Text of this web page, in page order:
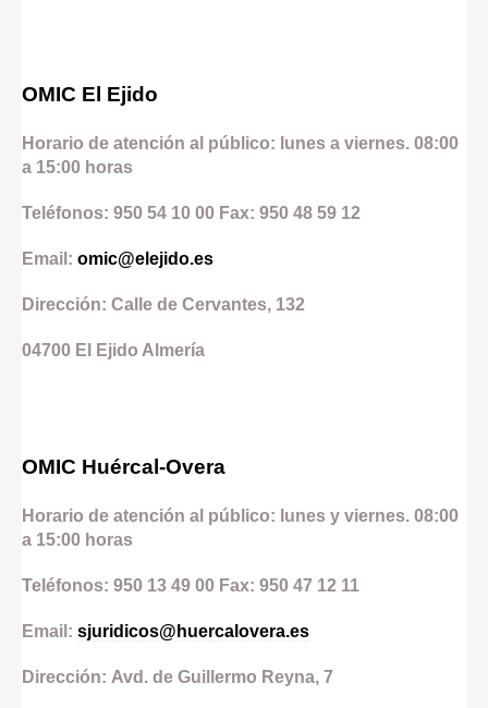
OMIC El Ejido
Horario de atención al público: lunes a viernes. 08:00
a 15:00 horas
Teléfonos: 950 54 10 00 Fax: 950 48 59 12
Email: omic@elejido.es
Dirección: Calle de Cervantes, 132
04700 El Ejido Almería
OMIC Huércal-Overa
Horario de atención al público: lunes y viernes. 08:00
a 15:00 horas
Teléfonos: 950 13 49 00 Fax: 950 47 12 11
Email: sjuridicos@huercalovera.es
Dirección: Avd. de Guillermo Reyna, 7